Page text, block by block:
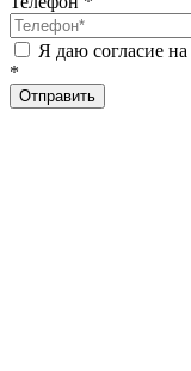
Я даю согласие на
*